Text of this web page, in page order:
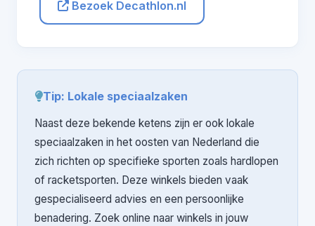
Bezoek Decathlon.nl
Tip: Lokale speciaalzaken
Naast deze bekende ketens zijn er ook lokale
speciaalzaken in het oosten van Nederland die
zich richten op specifieke sporten zoals hardlopen
of racketsporten. Deze winkels bieden vaak
gespecialiseerd advies en een persoonlijke
benadering. Zoek online naar winkels in jouw